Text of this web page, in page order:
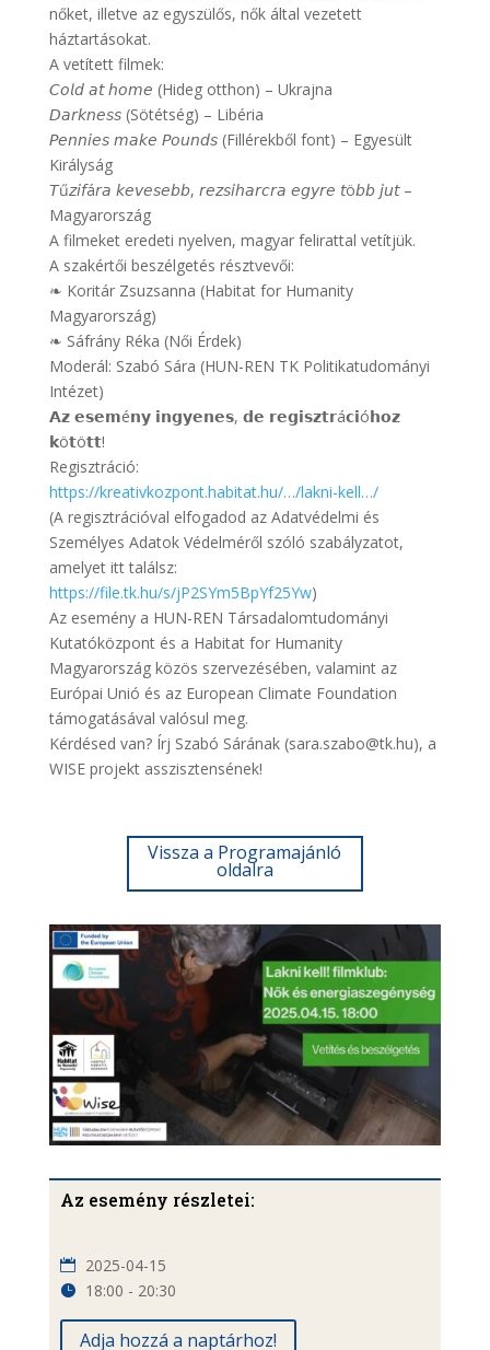
nőket, illetve az egyszülős, nők által vezetett
háztartásokat.
A vetített filmek:
𝘊𝘰𝘭𝘥 𝘢𝘵 𝘩𝘰𝘮𝘦 (Hideg otthon) – Ukrajna
𝘋𝘢𝘳𝘬𝘯𝘦𝘴𝘴 (Sötétség) – Libéria
𝘗𝘦𝘯𝘯𝘪𝘦𝘴 𝘮𝘢𝘬𝘦 𝘗𝘰𝘶𝘯𝘥𝘴 (Fillérekből font) – Egyesült
Királyság
𝘛ű𝘻𝘪𝘧á𝘳𝘢 𝘬𝘦𝘷𝘦𝘴𝘦𝘣𝘣, 𝘳𝘦𝘻𝘴𝘪𝘩𝘢𝘳𝘤𝘳𝘢 𝘦𝘨𝘺𝘳𝘦 𝘵ö𝘣𝘣 𝘫𝘶𝘵 –
Magyarország
A filmeket eredeti nyelven, magyar felirattal vetítjük.
A szakértői beszélgetés résztvevői:
❧ Koritár Zsuzsanna (Habitat for Humanity
Magyarország)
❧ Sáfrány Réka (Női Érdek)
Moderál: Szabó Sára (HUN-REN TK Politikatudományi
Intézet)
𝗔𝘇 𝗲𝘀𝗲𝗺é𝗻𝘆 𝗶𝗻𝗴𝘆𝗲𝗻𝗲𝘀, 𝗱𝗲 𝗿𝗲𝗴𝗶𝘀𝘇𝘁𝗿á𝗰𝗶ó𝗵𝗼𝘇
𝗸ö𝘁ö𝘁𝘁!
Regisztráció:
https://kreativkozpont.habitat.hu/…/lakni-kell…/
(A regisztrációval elfogadod az Adatvédelmi és
Személyes Adatok Védelméről szóló szabályzatot,
amelyet itt találsz:
https://file.tk.hu/s/jP2SYm5BpYf25Yw)
Az esemény a HUN-REN Társadalomtudományi
Kutatóközpont és a Habitat for Humanity
Magyarország közös szervezésében, valamint az
Európai Unió és az European Climate Foundation
támogatásával valósul meg.
Kérdésed van? Írj Szabó Sárának (sara.szabo@tk.hu), a
WISE projekt asszisztensének!
Vissza a Programajánló
oldalra
Az esemény részletei:
2025-04-15
18:00 - 20:30
Adja hozzá a naptárhoz!